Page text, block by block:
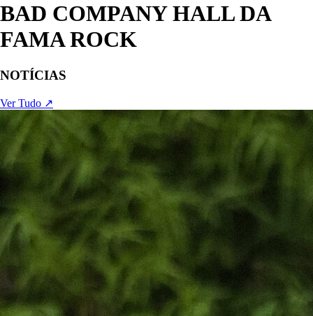
BAD COMPANY HALL DA
FAMA ROCK
NOTÍCIAS
Ver Tudo ↗